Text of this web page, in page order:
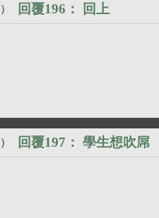
回覆196： 回上
）
回覆197： 學生想吹屌
）